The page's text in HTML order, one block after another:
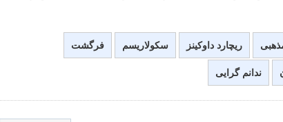
ریچارد داوکینز سکولاریسم فرگشت
ندانم گرایی